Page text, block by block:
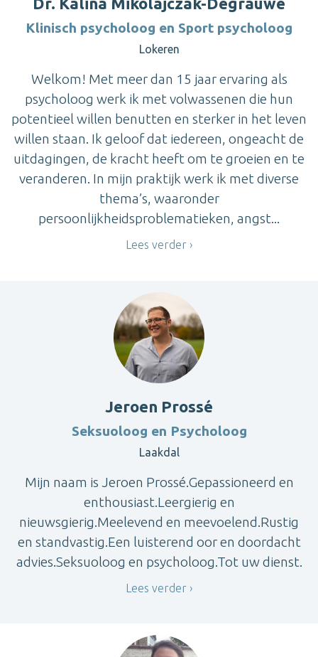
Klinisch psycholoog en Sport psycholoog
Lokeren
Welkom! Met meer dan 15 jaar ervaring als
psycholoog werk ik met volwassenen die hun
potentieel willen benutten en sterker in het leven
willen staan. Ik geloof dat iedereen, ongeacht de
uitdagingen, de kracht heeft om te groeien en te
veranderen. In mijn praktijk werk ik met diverse
thema’s, waaronder
persoonlijkheidsproblematieken, angst...
Lees verder
Jeroen Prossé
Seksuoloog en Psycholoog
Laakdal
Mijn naam is Jeroen Prossé.Gepassioneerd en
enthousiast.Leergierig en
nieuwsgierig.Meelevend en meevoelend.Rustig
en standvastig.Een luisterend oor en doordacht
advies.Seksuoloog en psycholoog.Tot uw dienst.
Lees verder